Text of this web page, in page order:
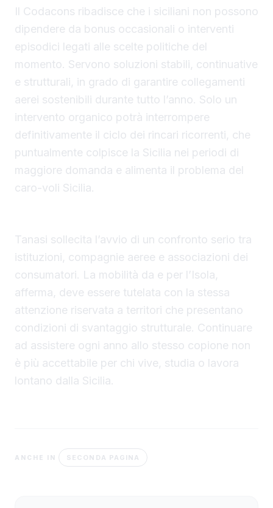
Il Codacons ribadisce che i siciliani non possono
dipendere da bonus occasionali o interventi
episodici legati alle scelte politiche del
momento. Servono soluzioni stabili, continuative
e strutturali, in grado di garantire collegamenti
aerei sostenibili durante tutto l’anno. Solo un
intervento organico potrà interrompere
definitivamente il ciclo dei rincari ricorrenti, che
puntualmente colpisce la Sicilia nei periodi di
maggiore domanda e alimenta il problema del
caro-voli Sicilia.
Tanasi sollecita l’avvio di un confronto serio tra
istituzioni, compagnie aeree e associazioni dei
consumatori. La mobilità da e per l’Isola,
afferma, deve essere tutelata con la stessa
attenzione riservata a territori che presentano
condizioni di svantaggio strutturale. Continuare
ad assistere ogni anno allo stesso copione non
è più accettabile per chi vive, studia o lavora
lontano dalla Sicilia.
ANCHE IN SECONDA PAGINA